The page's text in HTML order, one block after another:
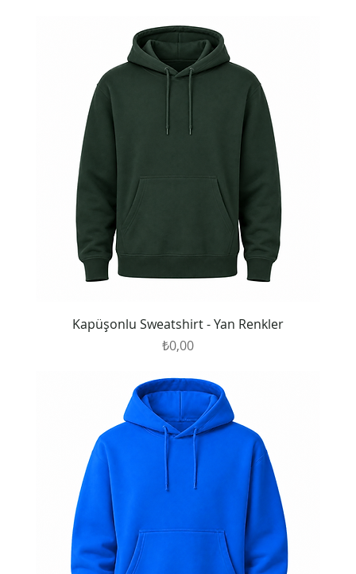
Kapüşonlu Sweatshirt - Yan Renkler
Fiyat
₺0,00